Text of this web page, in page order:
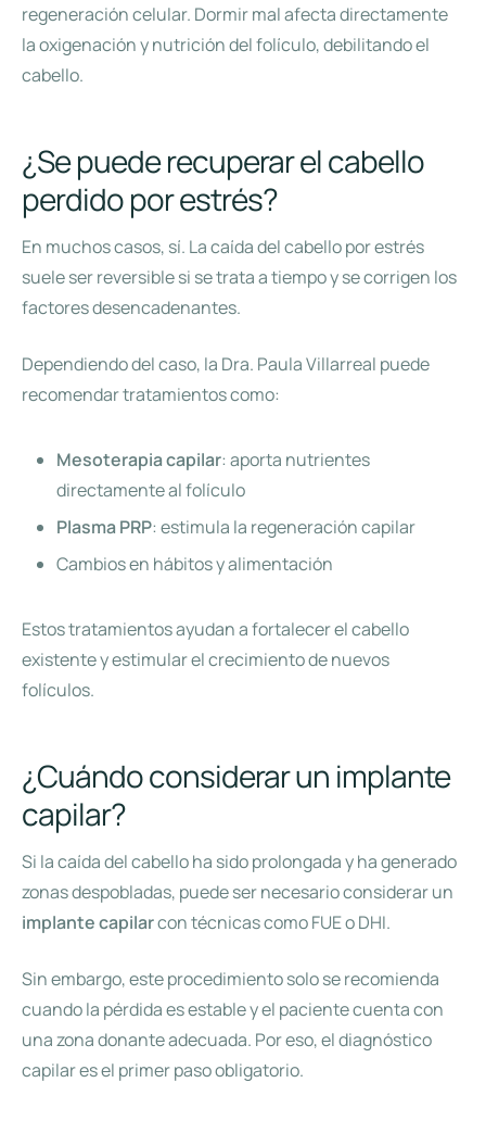
regeneración celular. Dormir mal afecta directamente
la oxigenación y nutrición del folículo, debilitando el
cabello.
¿Se puede recuperar el cabello
perdido por estrés?
En muchos casos, sí. La caída del cabello por estrés
suele ser reversible si se trata a tiempo y se corrigen los
factores desencadenantes.
Dependiendo del caso, la Dra. Paula Villarreal puede
recomendar tratamientos como:
Mesoterapia capilar: aporta nutrientes
directamente al folículo
Plasma PRP: estimula la regeneración capilar
Cambios en hábitos y alimentación
Estos tratamientos ayudan a fortalecer el cabello
existente y estimular el crecimiento de nuevos
folículos.
¿Cuándo considerar un implante
capilar?
Si la caída del cabello ha sido prolongada y ha generado
zonas despobladas, puede ser necesario considerar un
implante capilarcon técnicas como FUE o DHI.
Sin embargo, este procedimiento solo se recomienda
cuando la pérdida es estable y el paciente cuenta con
una zona donante adecuada. Por eso, el diagnóstico
capilar es el primer paso obligatorio.